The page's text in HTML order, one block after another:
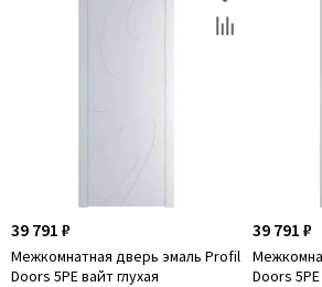
39 791 ₽
Межкомнатная дверь эмаль Profil
Doors 5PE вайт глухая
39 791 ₽
Doors